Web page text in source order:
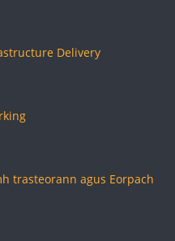
Delivery
trasteorann agus Eorpach